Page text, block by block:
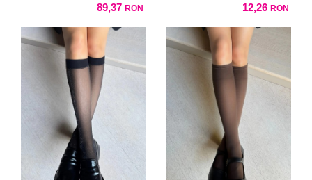
89,37 RON 12,26 RON